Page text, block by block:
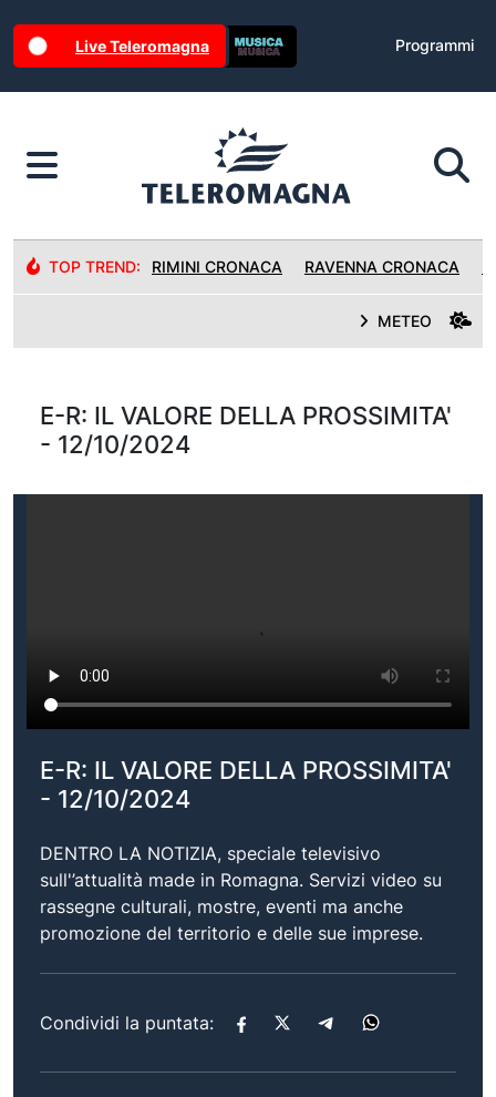
Live Teleromagna Programmi
TOP TREND: RIMINI CRONACA RAVENNA CRONACA
METEO
E-R: IL VALORE DELLA PROSSIMITA'
- 12/10/2024
E-R: IL VALORE DELLA PROSSIMITA'
- 12/10/2024
DENTRO LA NOTIZIA, speciale televisivo
sull'’attualità made in Romagna. Servizi video su
rassegne culturali, mostre, eventi ma anche
promozione del territorio e delle sue imprese.
Condividi la puntata: